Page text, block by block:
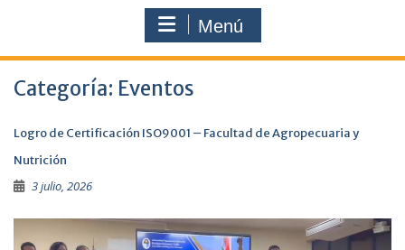
Menú
Categoría: Eventos
Logro de Certificación ISO9001 – Facultad de Agropecuaria y
Nutrición
3 julio, 2026